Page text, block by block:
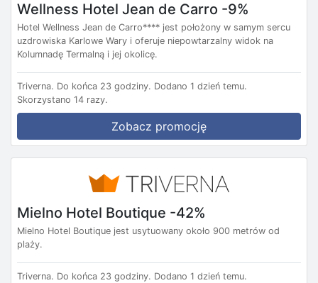
Wellness Hotel Jean de Carro -9%
Hotel Wellness Jean de Carro**** jest położony w samym sercu
uzdrowiska Karlowe Wary i oferuje niepowtarzalny widok na
Kolumnadę Termalną i jej okolicę.
Triverna. Do końca 23 godziny. Dodano 1 dzień temu.
Skorzystano 14 razy.
Zobacz promocję
Mielno Hotel Boutique -42%
Mielno Hotel Boutique jest usytuowany około 900 metrów od
plaży.
Triverna. Do końca 23 godziny. Dodano 1 dzień temu.